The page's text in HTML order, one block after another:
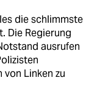
die schlimmste
Die Regierung
ausrufen
von Linken zu